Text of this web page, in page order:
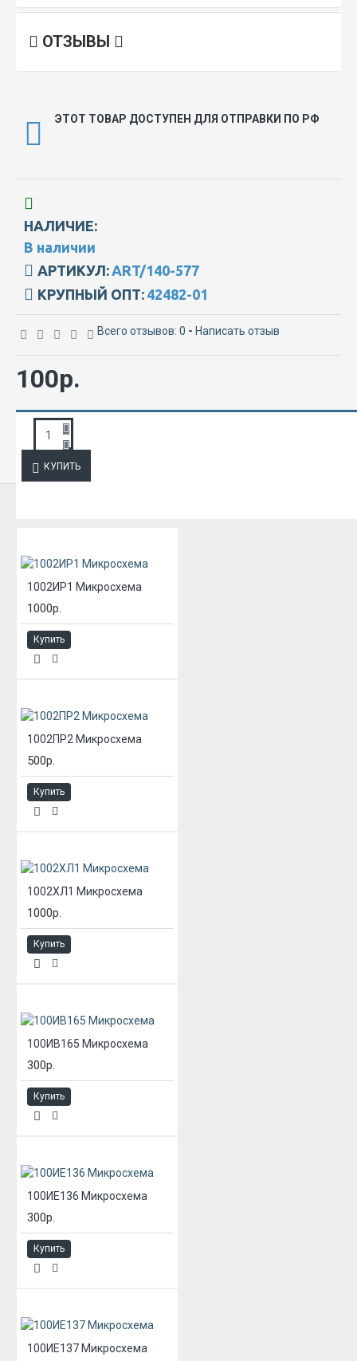
ОТЗЫВЫ
ЭТОТ ТОВАР ДОСТУПЕН ДЛЯ ОТПРАВКИ ПО РФ
НАЛИЧИЕ:
В наличии
АРТИКУЛ: ART/140-577
КРУПНЫЙ ОПТ: 42482-01
Всего отзывов: 0 - Написать отзыв
100р.
КУПИТЬ
1002ИР1 Микросхема
1000р.
Купить
1002ПР2 Микросхема
500р.
Купить
1002ХЛ1 Микросхема
1000р.
Купить
100ИВ165 Микросхема
300р.
Купить
100ИЕ136 Микросхема
300р.
Купить
100ИЕ137 Микросхема